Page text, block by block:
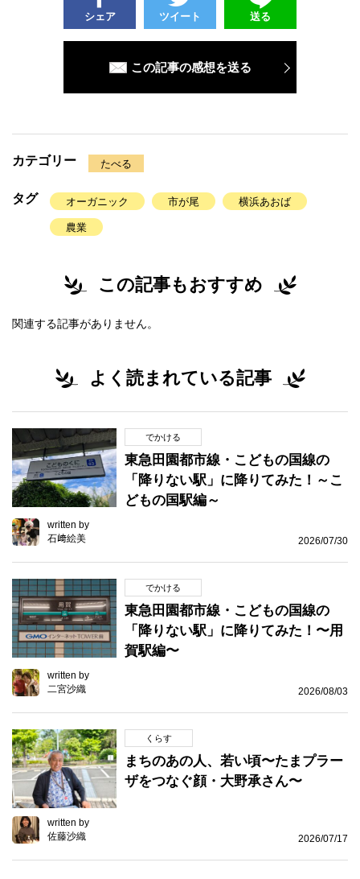
シェア ツイート 送る
この記事の感想を送る
カテゴリー たべる
タグ オーガニック 市が尾 横浜あおば
農業
この記事もおすすめ
関連する記事がありません。
よく読まれている記事
でかける
東急田園都市線・こどもの国線の
「降りない駅」に降りてみた！～こ
どもの国駅編～
written by
石﨑絵美
2026/07/30
でかける
東急田園都市線・こどもの国線の
「降りない駅」に降りてみた！〜用
賀駅編〜
written by
二宮沙織
2026/08/03
くらす
まちのあの人、若い頃〜たまプラー
ザをつなぐ顔・大野承さん〜
written by
佐藤沙織
2026/07/17